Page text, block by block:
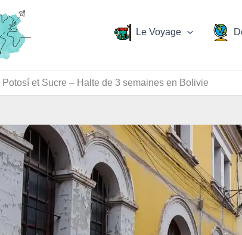
Le Voyage
Potosí et Sucre – Halte de 3 semaines en Bolivie